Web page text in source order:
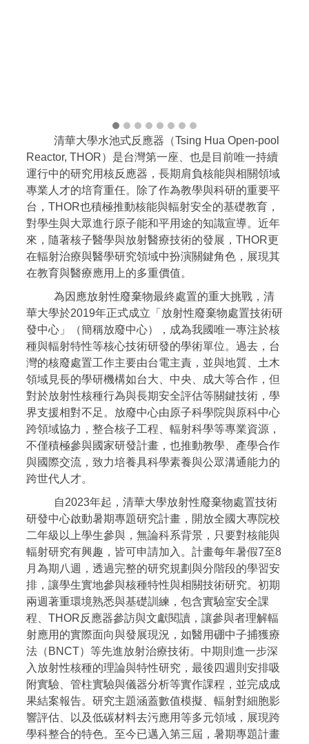
清華大學水池式反應器（Tsing Hua Open-pool
Reactor, THOR）是台灣第一座、也是目前唯一持續
運行中的研究用核反應器，長期肩負核能與相關領域
專業人才的培育重任。除了作為教學與科研的重要平
台，THOR也積極推動核能與輻射安全的基礎教育，
對學生與大眾進行原子能和平用途的知識宣導。近年
來，隨著核子醫學與放射醫療技術的發展，THOR更
在輻射治療與醫學研究領域中扮演關鍵角色，展現其
在教育與醫療應用上的多重價值。
為因應放射性廢棄物最終處置的重大挑戰，清
華大學於2019年正式成立「放射性廢棄物處置技術研
發中心」（簡稱放廢中心），成為我國唯一專注於核
種與輻射特性等核心技術研發的學術單位。過去，台
灣的核廢處置工作主要由台電主責，並與地質、土木
領域見長的學研機構如台大、中央、成大等合作，但
對於放射性核種行為與長期安全評估等關鍵技術，學
界支援相對不足。放廢中心由原子科學院與原科中心
跨領域協力，整合核子工程、輻射科學等專業資源，
不僅積極參與國家研發計畫，也推動教學、產學合作
與國際交流，致力培養具科學素養與公眾溝通能力的
跨世代人才。
自2023年起，清華大學放射性廢棄物處置技術
研發中心啟動暑期專題研究計畫，開放全國大專院校
二年級以上學生參與，無論科系背景，只要對核能與
輻射研究有興趣，皆可申請加入。計畫每年暑假7至8
月為期八週，透過完整的研究規劃與分階段的學習安
排，讓學生實地參與核種特性與相關技術研究。初期
兩週著重環境熟悉與基礎訓練，包含實驗室安全課
程、THOR反應器參訪與文獻閱讀，讓參與者理解輻
射應用的實際面向與發展現況，如醫用硼中子捕獲療
法（BNCT）等先進放射治療技術。中期則進一步深
入放射性核種的理論與特性研究，最後四週則安排吸
附實驗、管柱實驗與儀器分析等實作課程，並完成成
果結案報告。研究主題涵蓋數值模擬、輻射對細胞影
響評估、以及低碳材料去污應用等多元領域，展現跨
學科整合的特色。至今已邁入第三屆，暑期專題計畫